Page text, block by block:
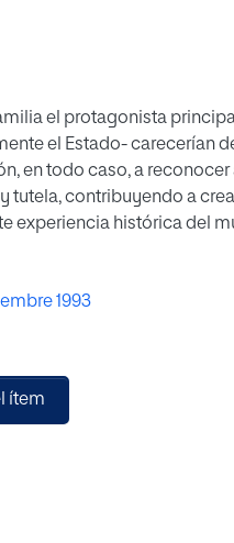
el protagonista
el Estado- carecerían
en todo caso, a
tutela, contribuyendo a
experiencia histórica del
Por otra parte, no se
trate de educar a sus
biológicas
los animales de las
1993
ítem